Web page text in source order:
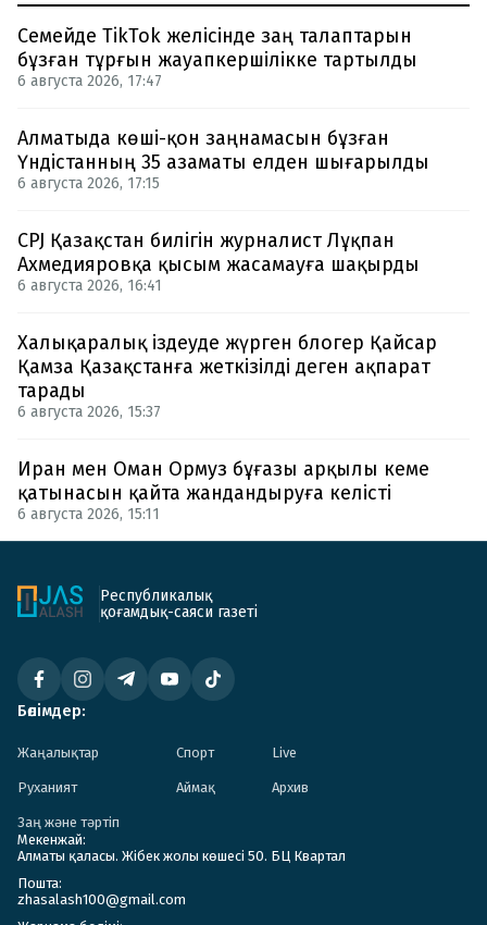
Семейде TikTok желісінде заң талаптарын
бұзған тұрғын жауапкершілікке тартылды
6 августа 2026, 17:47
Алматыда көші-қон заңнамасын бұзған
Үндістанның 35 азаматы елден шығарылды
6 августа 2026, 17:15
CPJ Қазақстан билігін журналист Лұқпан
Ахмедияровқа қысым жасамауға шақырды
6 августа 2026, 16:41
Халықаралық іздеуде жүрген блогер Қайсар
Қамза Қазақстанға жеткізілді деген ақпарат
тарады
6 августа 2026, 15:37
Иран мен Оман Ормуз бұғазы арқылы кеме
қатынасын қайта жандандыруға келісті
6 августа 2026, 15:11
Республикалық
қоғамдық-саяси газеті
Бөлімдер:
Жаңалықтар Спорт Live
Руханият Аймақ Архив
Заң және тәртіп
Мекенжай:
Алматы қаласы. Жібек жолы көшесі 50. БЦ Квартал
Пошта:
zhasalash100@gmail.com